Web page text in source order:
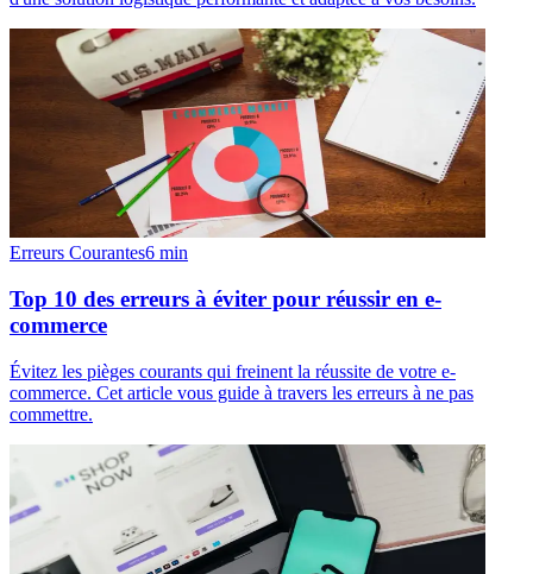
Erreurs Courantes6 min
Top 10 des erreurs à éviter pour réussir en e-
commerce
Évitez les pièges courants qui freinent la réussite de votre e-
commerce. Cet article vous guide à travers les erreurs à ne pas
commettre.